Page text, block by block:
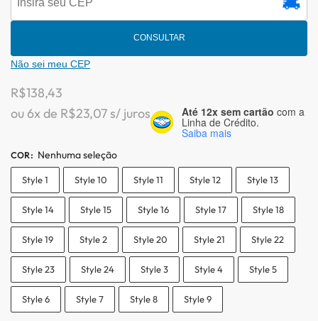
CONSULTAR
Não sei meu CEP
R$138,43
ou 6x de R$23,07s/ juros Até 12x sem cartão com a
Linha de Crédito.
Saiba mais
COR : Nenhuma seleção
Style 1 Style 10 Style 11 Style 12 Style 13
Style 14 Style 15 Style 16 Style 17 Style 18
Style 19 Style 2 Style 20 Style 21 Style 22
Style 23 Style 24 Style 3 Style 4 Style 5
Style 6 Style 7 Style 8 Style 9